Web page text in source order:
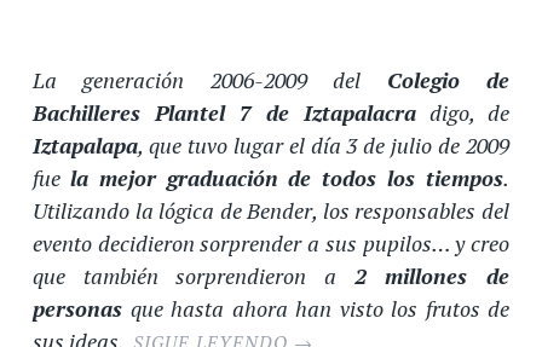
La generación 2006-2009 del Colegio de
Bachilleres Plantel 7 deIztapalacra digo, de
Iztapalapa, que tuvo lugar el día 3 de julio de 2009
fue la mejor graduación de todos los tiempos.
Utilizando la lógica de Bender, los responsables del
evento decidieron sorprender a sus pupilos… y creo
que también sorprendieron a 2 millones de
personas que hasta ahora han visto los frutos de